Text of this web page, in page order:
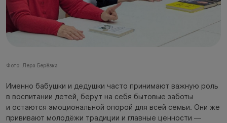
Фото: Лера Берёзка
Именно бабушки и дедушки часто принимают важную роль
в воспитании детей, берут на себя бытовые заботы
и остаются эмоциональной опорой для всей семьи. Они же
прививают молодёжи традиции и главные ценности —